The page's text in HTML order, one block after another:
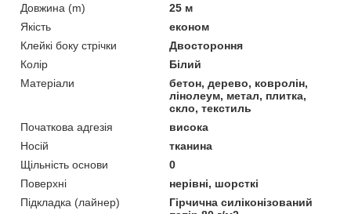
Довжина (m)
25 м
Якість
економ
Клейкі боку стрічки
Двостороння
Колір
Білий
Матеріали
бетон, дерево, ковролін,
лінолеум, метал, плитка,
скло, текстиль
Початкова адгезія
висока
Носій
тканина
Щільність основи
0
Поверхні
нерівні, шорсткі
Підкладка (лайнер)
Гірчична силіконізований